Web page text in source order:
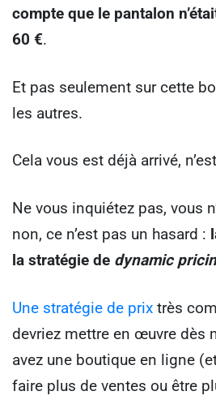
compte que le pantalon
60 €.
Et pas seulement sur cette
les autres.
Cela vous est déjà arrivé,
Ne vous inquiétez pas, vous
non, ce n’est pas un hasard :
la stratégie de dynamic
Une stratégie de prix très
devriez mettre en œuvre dès
avez une boutique en ligne
faire plus de ventes ou être